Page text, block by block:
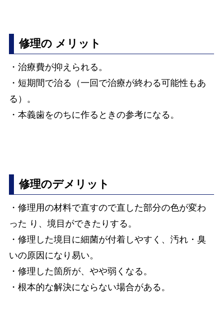
修理の メリット
・治療費が抑えられる。
・短期間で治る（一回で治療が終わる可能性もあ
る）。
・本義歯をのちに作るときの参考になる。
修理のデメリット
・修理用の材料で直すので直した部分の色が変わ
った り、境目ができたりする。
・修理した境目に細菌が付着しやすく、汚れ・臭
いの原因になり易い。
・修理した箇所が、やや弱くなる。
・根本的な解決にならない場合がある。